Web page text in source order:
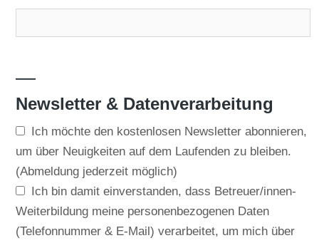
—
Newsletter & Datenverarbeitung
Ich möchte den kostenlosen Newsletter abonnieren,
um über Neuigkeiten auf dem Laufenden zu bleiben.
(Abmeldung jederzeit möglich)
Ich bin damit einverstanden, dass Betreuer/innen-
Weiterbildung meine personenbezogenen Daten
(Telefonnummer & E-Mail) verarbeitet, um mich über